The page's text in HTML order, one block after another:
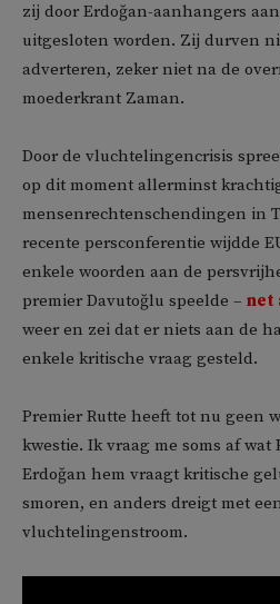
zij door Erdoğan-aanhangers
uitgesloten worden. Zij durven
adverteren, zeker niet na de
moederkrant Zaman.
Door de vluchtelingencrisis
op dit moment allerminst
mensenrechtenschendingen in
recente persconferentie wijdde
enkele woorden aan de
premier Davutoğlu speelde – net
weer en zei dat er niets aan de
enkele kritische vraag gesteld.
Premier Rutte heeft tot nu geen
kwestie. Ik vraag me soms af
Erdoğan hem vraagt kritische
smoren, en anders dreigt met
vluchtelingenstroom.